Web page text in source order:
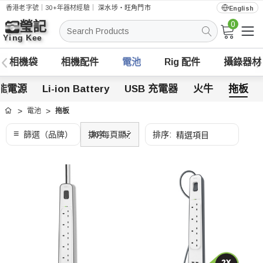
香港老字號｜30+年器材經驗｜深水埗・旺角門市 English
搜
索
0
相機袋 相機配件 電池 Rig 配件 攝錄器材
電源 Li-ion Battery USB 充電器 火牛 拖板
首頁 電池 拖板